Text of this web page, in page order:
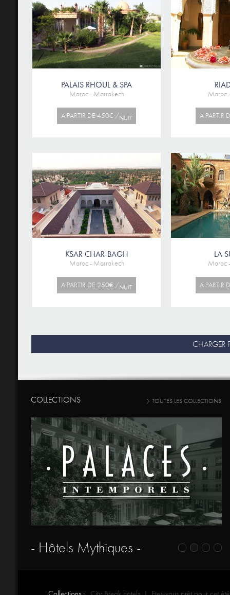
PALAIS RHOUL & SPA
Maroc - Marrakech
A PARTIR DE 450€ /NUIT
Maroc
A
KSAR CHAR-BAGH
Maroc - Marrakech
A PARTIR DE 250€ /NUIT
LA
Maroc
A
CHARGER
COLLECTIONS TOUTES LES COLLECTIONS
- Hôtels Mythiques -